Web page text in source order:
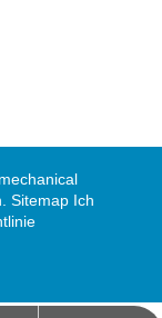
Sitemap Ich